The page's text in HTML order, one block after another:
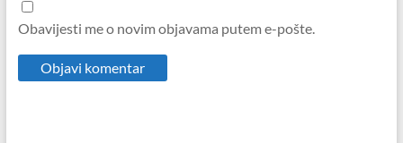
Obavijesti me o novim objavama putem e-pošte.